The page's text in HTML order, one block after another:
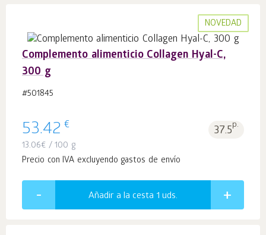
NOVEDAD
Complemento alimenticio Collagen Hyal-C,
300 g
#501845
53.42 € 37.5p.
13.06€ / 100 g
Precio con IVA excluyendo gastos de envío
Añadir a la cesta 1 uds.